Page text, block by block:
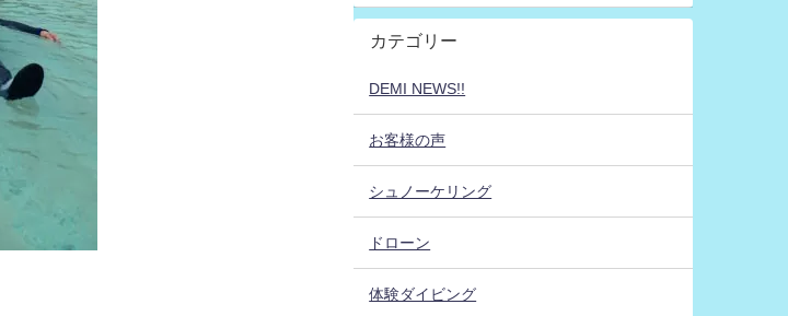
カテゴリー
DEMI NEWS!!
お客様の声
シュノーケリング
ドローン
体験ダイビング